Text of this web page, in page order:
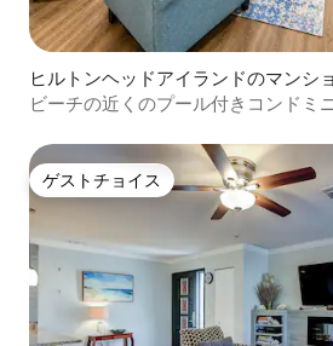
ヒルトンヘッドアイランドのマンシ
ビーチの近くのプール付きコンドミ
ゲストチョイス
ゲストチョイス